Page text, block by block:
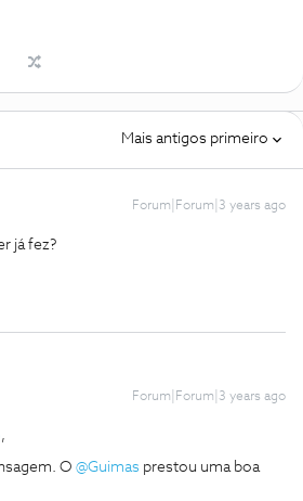
Mais antigos primeiro
Forum|Forum|3 years ago
já fez?
Forum|Forum|3 years ago
,
O @Guimas prestou uma boa